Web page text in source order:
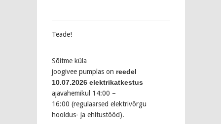
Teade!
Sõitme küla
joogivee pumplas on reedel
10.07.2026 elektrikatkestus
ajavahemikul 14:00 –
16:00 (regulaarsed elektrivõrgu
hooldus- ja ehitustööd).